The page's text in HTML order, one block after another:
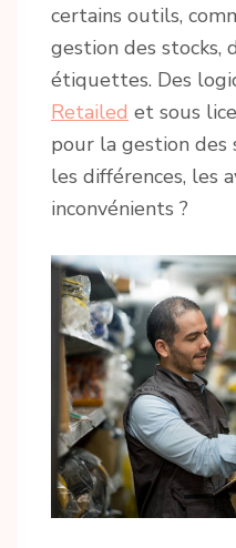
certains outils,
gestion des stocks,
étiquettes. Des
Retailed et sous
pour la gestion des
les différences, les
inconvénients ?